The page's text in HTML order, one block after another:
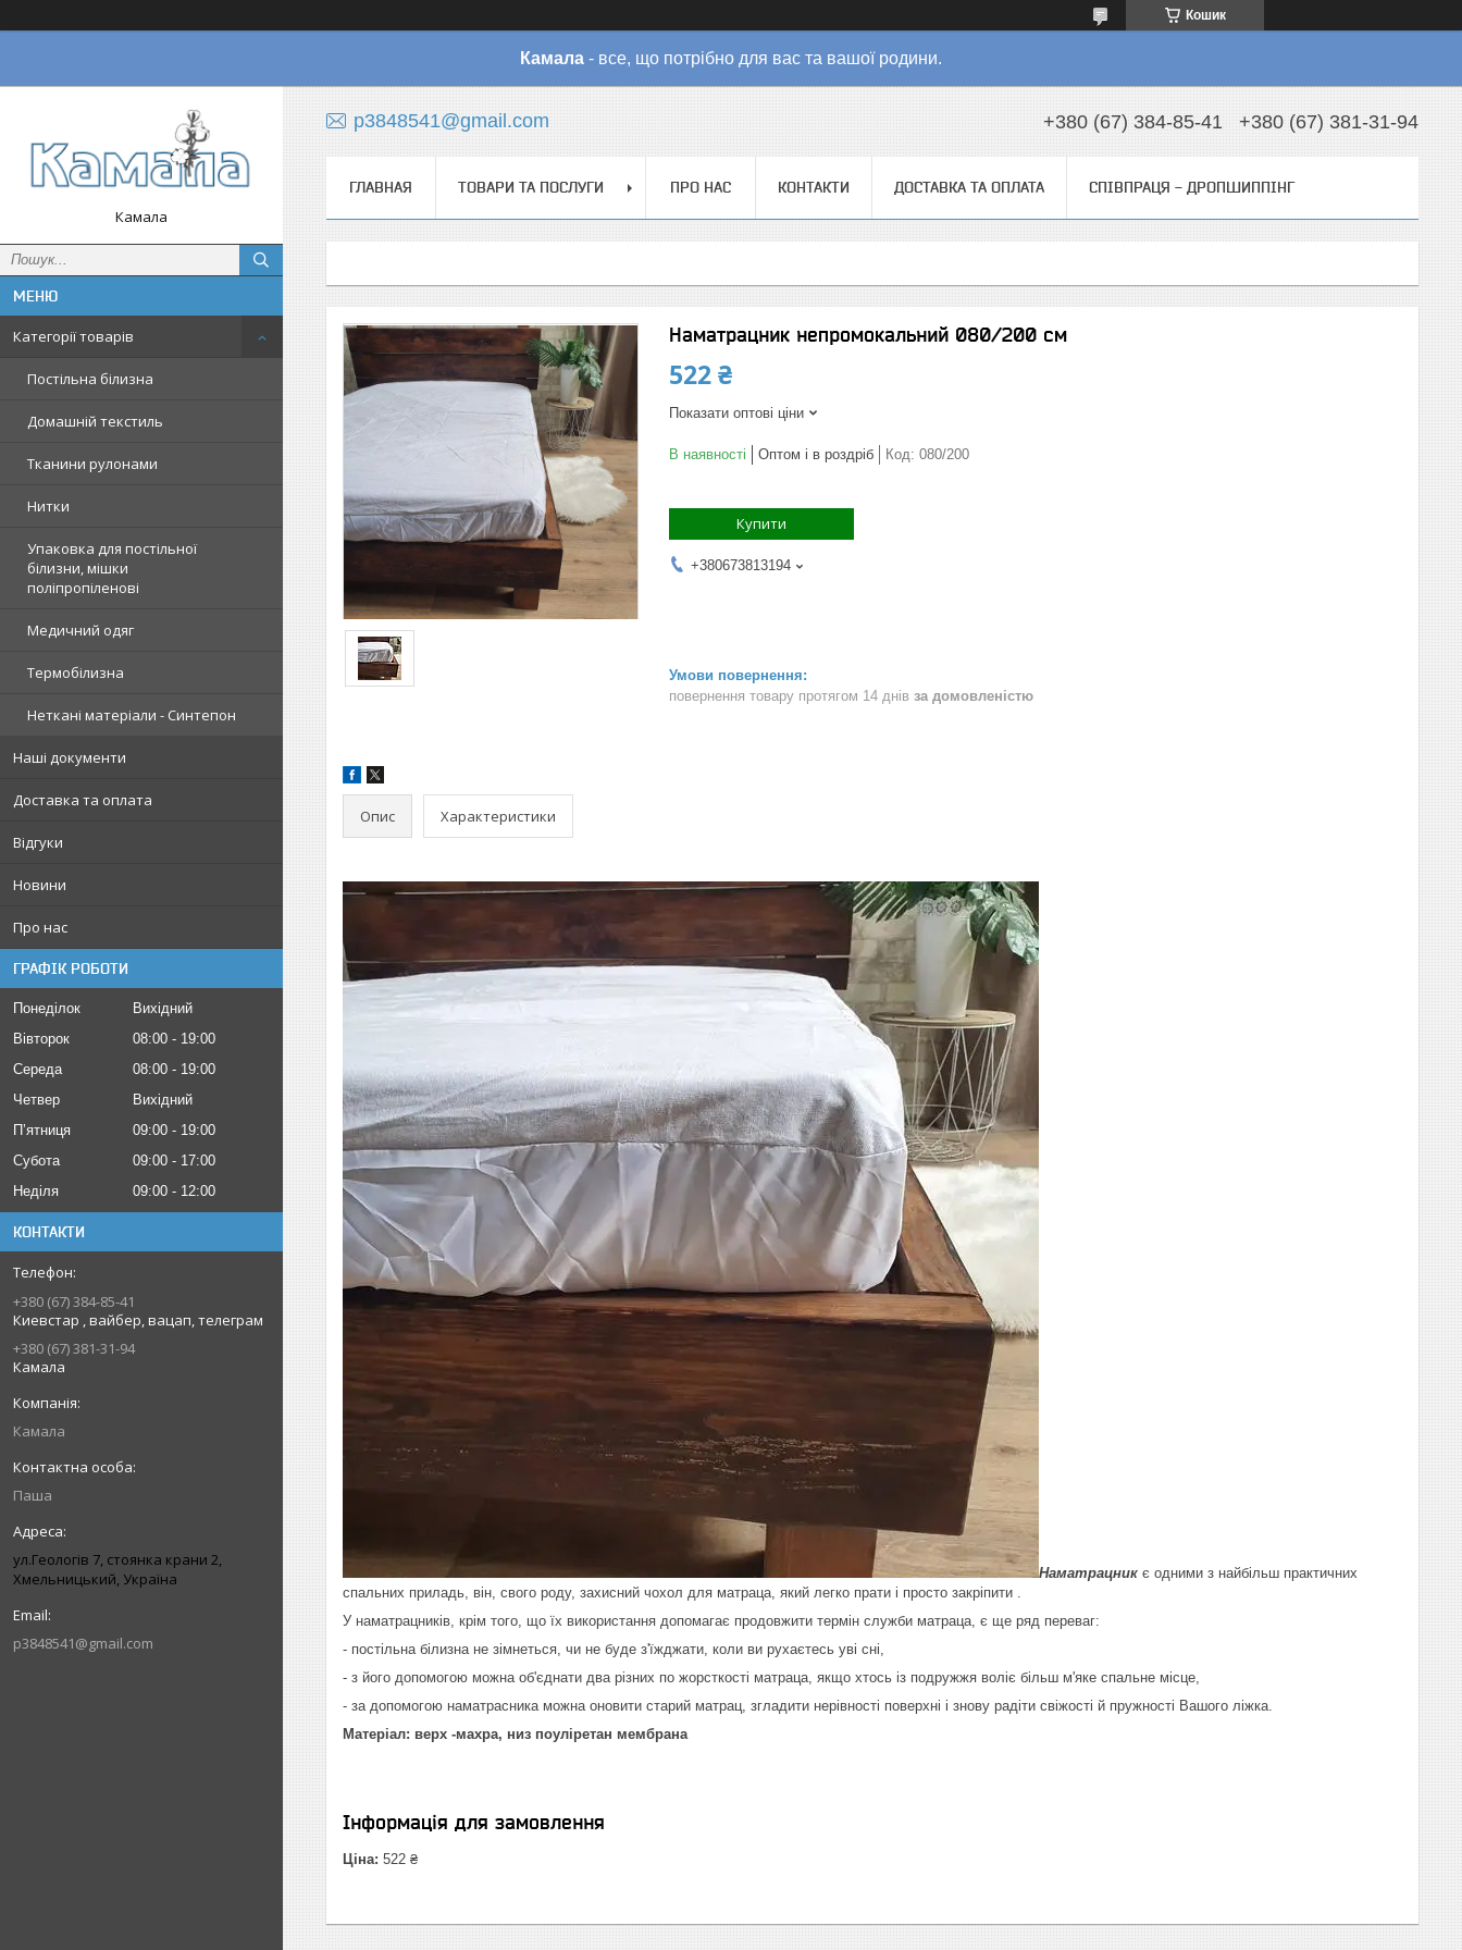
Кошик
Камала - все, що потрібно для вас та вашої родини.
Камала
Категорії товарів
Постільна білизна
Домашній текстиль
Тканини рулонами
Нитки
Упаковка для постільної
білизни, мішки
поліпропіленові
Медичний одяг
Термобілизна
Неткані матеріали - Синтепон
Наші документи
Доставка та оплата
Відгуки
Новини
Про нас
ГРАФІК РОБОТИ
Понеділок
Вихідний
Вівторок
08:00
19:00
Середа
08:00
19:00
Четвер
Вихідний
Пʼятниця
09:00
19:00
Субота
09:00
17:00
Неділя
09:00 12:00
КОНТАКТИ
+380 (67) 384-85-41
Киевстар , вайбер, вацап, телеграм
+380 (67) 381-31-94
Камала
Камала
Паша
ул.Геологів 7, стоянка крани 2,
Хмельницький, Україна
p3848541@gmail.com
p3848541@gmail.com +380 (67) 384-85-41 +380 (67) 381-31-94
ГЛАВНАЯ ТОВАРИ ТА ПОСЛУГИ ПРО НАС КОНТАКТИ ДОСТАВКА ТА ОПЛАТА СПІВПРАЦЯ - ДРОПШИППІНГ
Наматрацник непромокальний 080/200 см
522 ₴
Показати оптові ціни
В наявності Оптом і в роздріб Код: 080/200
Купити
+380673813194
повернення товару протягом 14 днів за домовленістю
Опис Характеристики
Наматрацник є одними з найбільш практичних
спальних приладь, він, свого роду, захисний чохол для матраца, який легко прати і просто закріпити .
У наматрацників, крім того, що їх використання допомагає продовжити термін служби матраца, є ще ряд переваг:
- постільна білизна не зімнеться, чи не буде з'їжджати, коли ви рухаєтесь уві сні,
- з його допомогою можна об'єднати два різних по жорсткості матраца, якщо хтось із подружжя воліє більш м'яке спальне місце,
- за допомогою наматрасника можна оновити старий матрац, згладити нерівності поверхні і знову радіти свіжості й пружності Вашого ліжка.
Матеріал: верх -махра, низ поуліретан мембрана
Інформація для замовлення
Ціна: 522 ₴